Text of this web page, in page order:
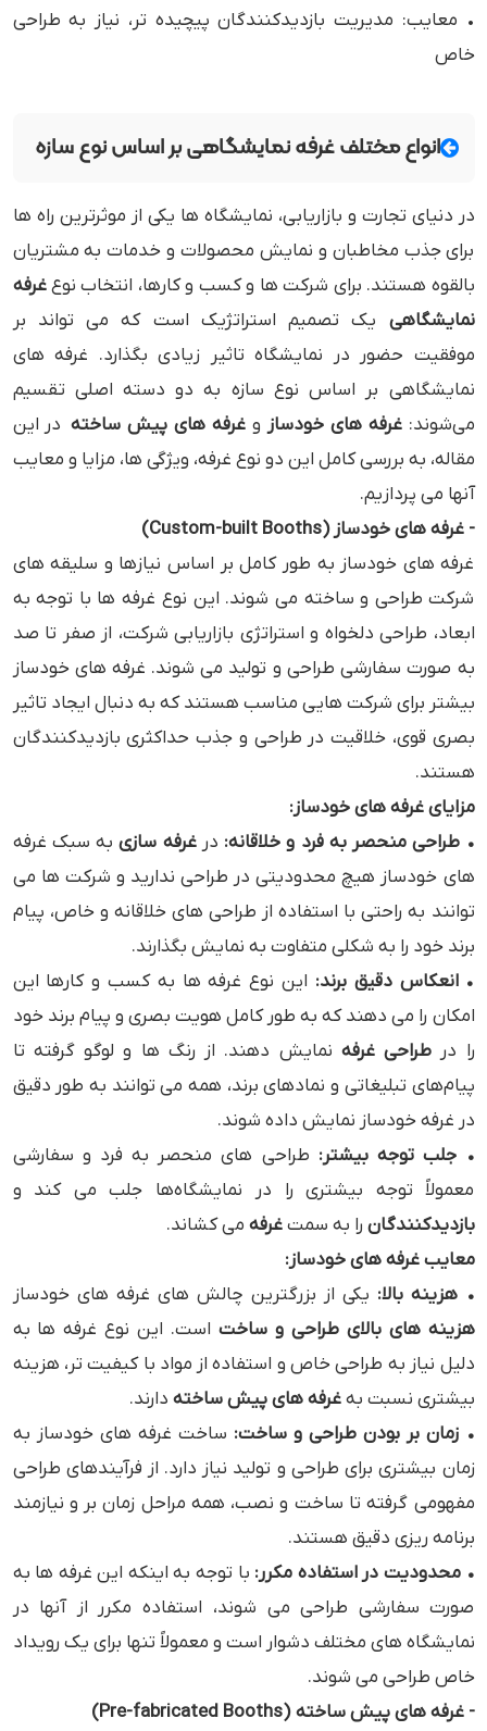
• معایب: مدیریت بازدیدکنندگان پیچیده ‌تر، نیاز به طراحی
خاص
انواع مختلف غرفه نمایشگاهی بر اساس نوع سازه
در دنیای تجارت و بازاریابی، نمایشگاه‌ ها یکی از موثرترین راه ‌ها
برای جذب مخاطبان و نمایش محصولات و خدمات به مشتریان
بالقوه هستند. برای شرکت ‌ها و کسب‌ و کارها، انتخاب نوعغرفه
نمایشگاهی یک تصمیم استراتژیک است که می ‌تواند بر
موفقیت حضور در نمایشگاه تاثیر زیادی بگذارد. غرفه‌ های
نمایشگاهی بر اساس نوع سازه به دو دسته اصلی تقسیم
می‌شوند:غرفه‌ های خودساز وغرفه های پیش ساخته در این
مقاله، به بررسی کامل این دو نوع غرفه، ویژگی ‌ها، مزایا و معایب
آنها می ‌پردازیم.
- غرفه ‌های خودساز (Custom-built Booths)
غرفه ‌های خودساز به طور کامل بر اساس نیازها و سلیقه‌ های
شرکت طراحی و ساخته می ‌شوند. این نوع غرفه‌ ها با توجه به
ابعاد، طراحی دلخواه و استراتژی بازاریابی شرکت، از صفر تا صد
به صورت سفارشی طراحی و تولید می ‌شوند. غرفه‌ های خودساز
بیشتر برای شرکت‌ هایی مناسب هستند که به دنبال ایجاد تاثیر
بصری قوی، خلاقیت در طراحی و جذب حداکثری بازدیدکنندگان
هستند.
مزایای غرفه‌ های خودساز:
• طراحی منحصر به ‌فرد و خلاقانه: درغرفه سازیبه سبک غرفه
‌های خودساز هیچ محدودیتی در طراحی ندارید و شرکت‌ ها می‌
توانند به راحتی با استفاده از طراحی‌ های خلاقانه و خاص، پیام
برند خود را به شکلی متفاوت به نمایش بگذارند.
• انعکاس دقیق برند: این نوع غرفه‌ ها به کسب ‌و کارها این
امکان را می‌ دهند که به طور کامل هویت بصری و پیام برند خود
را در طراحی غرفه نمایش دهند. از رنگ ‌ها و لوگو گرفته تا
پیام‌های تبلیغاتی و نمادهای برند، همه می‌ توانند به طور دقیق
در غرفه خودساز نمایش داده شوند.
• جلب توجه بیشتر: طراحی ‌های منحصر به فرد و سفارشی
معمولاً توجه بیشتری را در نمایشگاه‌ها جلب می ‌کند و
بازدیدکنندگان را به سمتغرفه می ‌کشاند.
معایب غرفه‌ های خودساز:
• هزینه بالا: یکی از بزرگترین چالش ‌های غرفه‌ های خودساز
هزینه‌ های بالای طراحی و ساخت است. این نوع غرفه ‌ها به
دلیل نیاز به طراحی خاص و استفاده از مواد با کیفیت‌ تر، هزینه
بیشتری نسبت بهغرفه ‌های پیش ‌ساخته دارند.
• زمان ‌بر بودن طراحی و ساخت: ساخت غرفه‌ های خودساز به
زمان بیشتری برای طراحی و تولید نیاز دارد. از فرآیندهای طراحی
مفهومی گرفته تا ساخت و نصب، همه مراحل زمان ‌بر و نیازمند
برنامه ‌ریزی دقیق هستند.
• محدودیت در استفاده مکرر: با توجه به اینکه این غرفه ‌ها به
صورت سفارشی طراحی می ‌شوند، استفاده مکرر از آنها در
نمایشگاه‌ های مختلف دشوار است و معمولاً تنها برای یک رویداد
خاص طراحی می ‌شوند.
- غرفه‌ های پیش‌ ساخته (Pre-fabricated Booths)